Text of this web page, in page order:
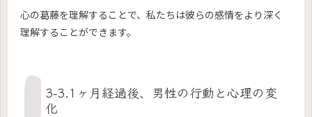
心の葛藤を理解することで、私たちは彼らの感情をより深く
理解することができます。
3-3.1ヶ月経過後、男性の行動と心理の変
化